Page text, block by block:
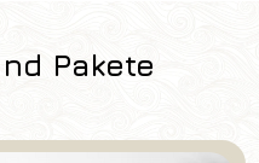
Pakete